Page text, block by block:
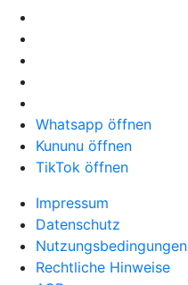
Whatsapp öffnen
Kununu öffnen
TikTok öffnen
Impressum
Datenschutz
Nutzungsbedingungen
Rechtliche Hinweise